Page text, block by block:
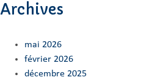
Archives
mai 2026
février 2026
décembre 2025